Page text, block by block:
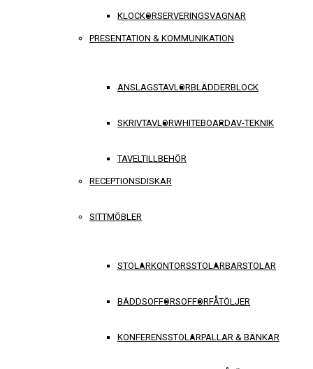
KLOCKORSERVERINGSVAGNAR
PRESENTATION & KOMMUNIKATION
ANSLAGSTAVLORBLÄDDERBLOCK
SKRIVTAVLORWHITEBOARDAV-TEKNIK
TAVELTILLBEHÖR
RECEPTIONSDISKAR
SITTMÖBLER
STOLARKONTORSSTOLARBARSTOLAR
BÄDDSOFFORSOFFORFÅTÖLJER
KONFERENSSTOLARPALLAR & BÄNKAR